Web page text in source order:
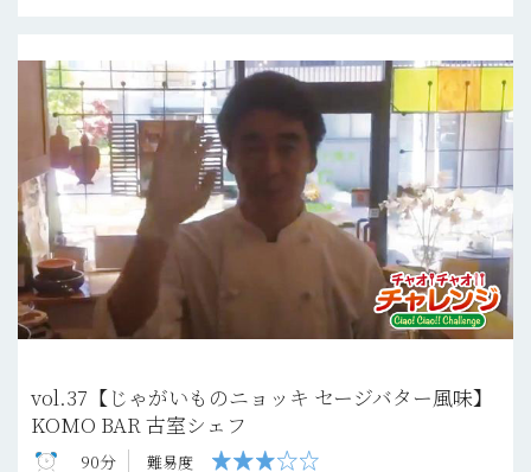
vol.37【じゃがいものニョッキ セージバター風味】
KOMO BAR 古室シェフ
90分 難易度